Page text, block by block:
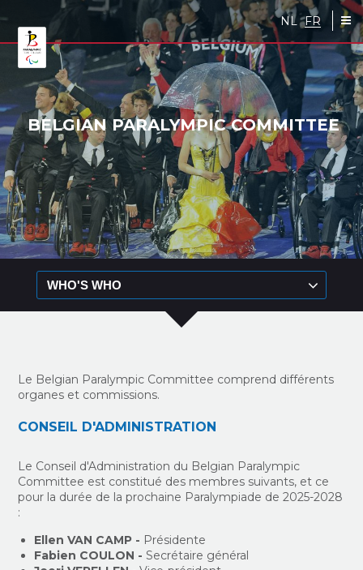
Skip to main content
NL FR
BELGIAN PARALYMPIC COMMITTEE
Le Belgian Paralympic Committee comprend différents
organes et commissions.
CONSEIL D'ADMINISTRATION
Le Conseil d'Administration du Belgian Paralympic
Committee est constitué des membres suivants, et ce
pour la durée de la prochaine Paralympiade de 2025-2028
:
Ellen VAN CAMP - Présidente
Fabien COULON -Secrétaire général